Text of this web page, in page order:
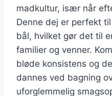
madkultur, især når
Denne dej er perfekt
bål, hvilket gør det til
familier og venner.
bløde konsistens og
dannes ved bagning
uforglemmelig